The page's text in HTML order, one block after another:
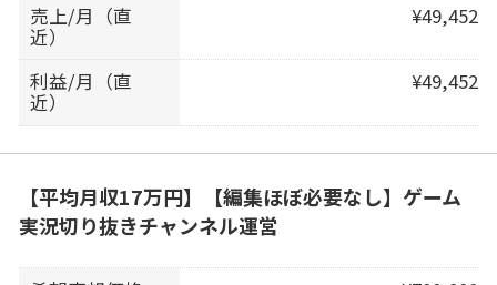
売上/月（直
近）
¥49,452
利益/月（直
近）
¥49,452
【平均月収17万円】【編集ほぼ必要なし】ゲーム
実況切り抜きチャンネル運営